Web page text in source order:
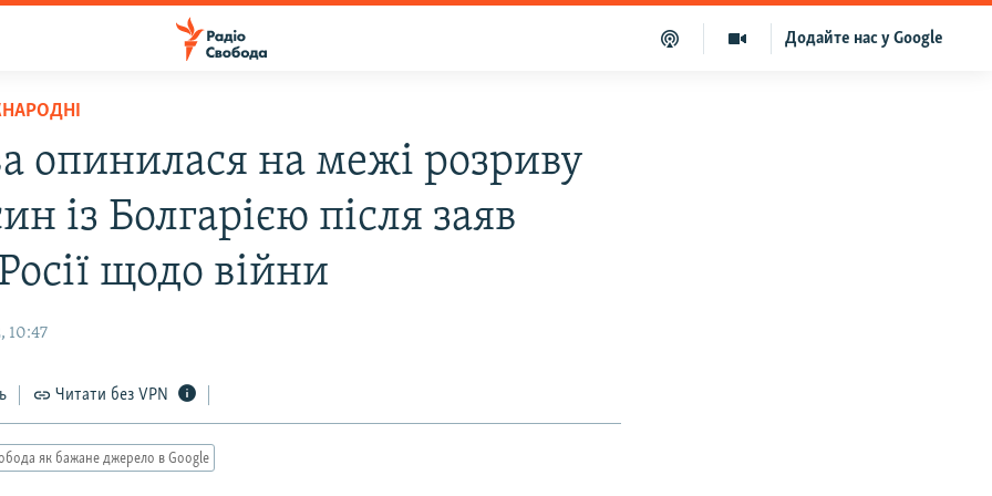
Додайте нас у Google
опинилася на межі розриву
із Болгарією після заяв
щодо війни
10:47
Читати без VPN
як бажане джерело в Google